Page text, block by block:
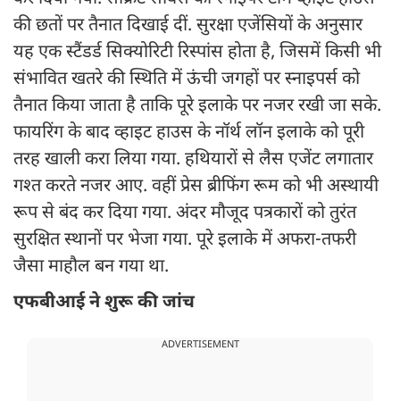
की छतों पर तैनात दिखाई दीं. सुरक्षा एजेंसियों के अनुसार
यह एक स्टैंडर्ड सिक्योरिटी रिस्पांस होता है, जिसमें किसी भी
संभावित खतरे की स्थिति में ऊंची जगहों पर स्नाइपर्स को
तैनात किया जाता है ताकि पूरे इलाके पर नजर रखी जा सके.
फायरिंग के बाद व्हाइट हाउस के नॉर्थ लॉन इलाके को पूरी
तरह खाली करा लिया गया. हथियारों से लैस एजेंट लगातार
गश्त करते नजर आए. वहीं प्रेस ब्रीफिंग रूम को भी अस्थायी
रूप से बंद कर दिया गया. अंदर मौजूद पत्रकारों को तुरंत
सुरक्षित स्थानों पर भेजा गया. पूरे इलाके में अफरा-तफरी
जैसा माहौल बन गया था.
एफबीआई ने शुरू की जांच
ADVERTISEMENT